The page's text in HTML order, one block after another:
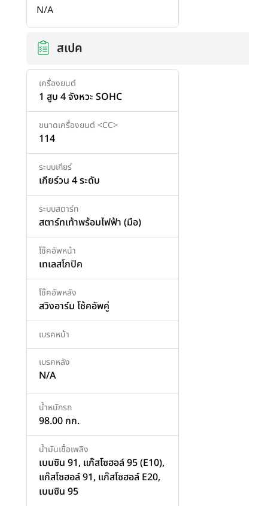
N/A
สเปค
เครื่องยนต์
1 สูบ 4 จังหวะ SOHC
ขนาดเครื่องยนต์ <CC>
114
ระบบเกียร์
เกียร์วน 4 ระดับ
ระบบสตาร์ท
สตาร์ทเท้าพร้อมไฟฟ้า (มือ)
โช๊คอัพหน้า
เทเลสโกปิค
โช๊คอัพหลัง
สวิงอาร์ม โช้คอัพคู่
เบรคหน้า
เบรคหลัง
N/A
น้ำหนักรถ
98.00 กก.
น้ำมันเชื้อเพลิง
เบนซิน 91, แก๊สโซฮอล์ 95 (E10),
แก๊สโซฮอล์ 91, แก๊สโซฮอล์ E20,
เบนซิน 95